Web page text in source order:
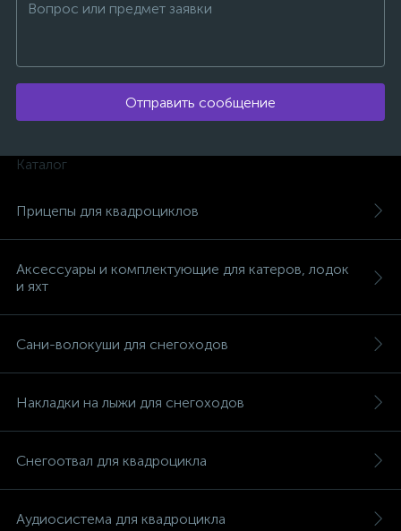
Отправить сообщение
Каталог
Прицепы для квадроциклов
Аксессуары и комплектующие для катеров, лодок
и яхт
Сани-волокуши для снегоходов
Накладки на лыжи для снегоходов
Снегоотвал для квадроцикла
Аудиосистема для квадроцикла